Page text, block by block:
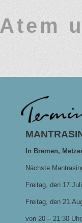
Atem
In Bremen,
Nächste
Freitag, den 17.Juli
Freitag, den
von 20 – 21:30